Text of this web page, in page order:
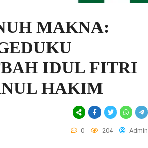
MAKNA:
IDUL FITRI
HAKIM
0 204 Admin